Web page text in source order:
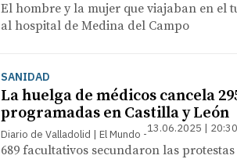
El hombre y la mujer que viajaban en el
al hospital de Medina del Campo
SANIDAD
La huelga de médicos cancela
programadas en Castilla y León
Diario de Valladolid | El Mundo 13.06.2025 | 20:30
689 facultativos secundaron las